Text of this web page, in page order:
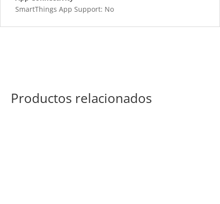
SmartThings App Support: No
Productos relacionados